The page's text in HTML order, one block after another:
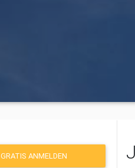
GRATIS ANMELDEN